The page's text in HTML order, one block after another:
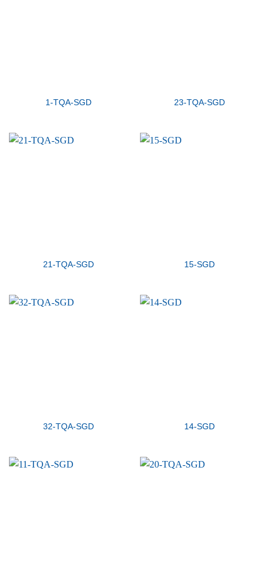
1-TQA-SGD 23-TQA-SGD
21-TQA-SGD 15-SGD
32-TQA-SGD 14-SGD